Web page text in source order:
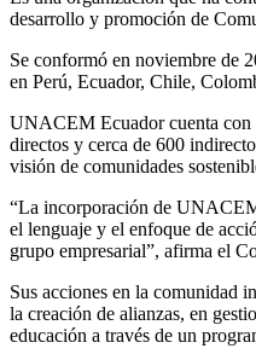
desarrollo y promoción de
Se conformó en noviembre de
en Perú, Ecuador, Chile,
UNACEM Ecuador cuenta con
directos y cerca de 600
visión de comunidades
“La incorporación de
el lenguaje y el enfoque de
grupo empresarial”, afirma el
Sus acciones en la comunidad
la creación de alianzas, en
educación a través de un